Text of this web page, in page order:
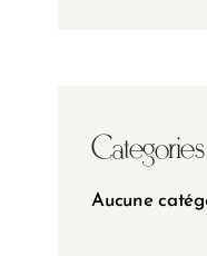
Categories
Aucune